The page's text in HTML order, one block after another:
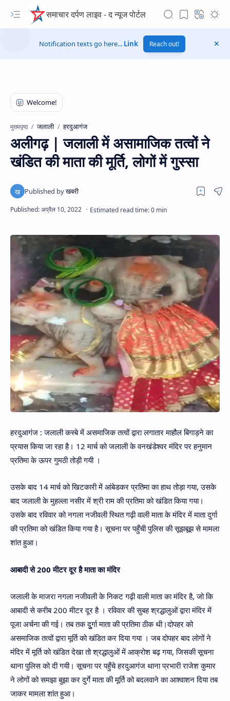
समाचार दर्पण लाइव - द न्यूज पोर्टल
Hidden Menu
Notification texts go here... Link Reach out!
मुख्यपृष्ठ जलाली हरदुआगंज
अलीगढ़ | जलाली में असामाजिक तत्वों ने
खंडित की माता की मूर्ति, लोगों में गुस्सा
हरदुआगंज : जलाली कस्बे में असमाजिक तत्वों द्वारा लगातार माहौल बिगाड़ने का
प्रयास किया जा रहा है। 12 मार्च को जलाली के वनखंडेश्वर मंदिर पर हनुमान
प्रतिमा के ऊपर गुमठी तोड़ी गयी ।
उसके बाद 14 मार्च को खिटकारी में आंबेडकर प्रतिमा का हाथ तोड़ा गया, उसके
बाद जलाली के मुहल्ला नसीर में श्री राम की प्रतिमा को खंडित किया गया।
उसके बाद रविवार को नगला नजीवली स्थित गढ़ी वाली माता के मंदिर में माता दुर्गा
की प्रतिमा को खंडित किया गया है। सूचना पर पहुँची पुलिस की सूझबूझ से मामला
शांत हुआ।
आबादी से 200 मीटर दूर है माता का मंदिर
जलाली के माजरा नगला नजीवली के निकट गढ़ी वाली माता का मंदिर है, जो कि
आबादी से करीब 200 मीटर दूर है । रविवार की सुबह श्रद्धालुओं द्वारा मंदिर में
पूजा अर्चना की गई। तब तक दुुुर्गा माता की प्रतिमा ठीक थी।दोपहर को
असमाजिक तत्वों द्वारा मूर्ति को खंडित कर दिया गया । जब दोपहर बाद लोगों ने
मंदिर में मूर्ति को खंडित देखा तो श्रद्धालुओं में आक्रोश बढ़ गया, जिसकी सूचना
थाना पुलिस को दी गयी। सूचना पर पहुँचे हरदुआगंज थाना प्रभारी राजेश कुमार
ने लोगों को समझा बुझा कर दुर्गे माता की मूर्ति को बदलवाने का आश्वाशन दिया तब
जाकर मामला शांत हुआ।